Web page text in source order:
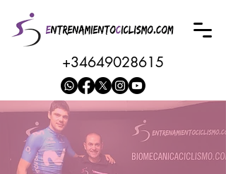
+34649028615